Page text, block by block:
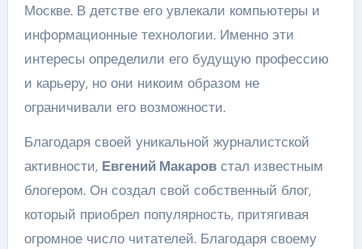
Москве. В детстве его увлекали компьютеры и
информационные технологии. Именно эти
интересы определили его будущую профессию
и карьеру, но они никоим образом не
ограничивали его возможности.
Благодаря своей уникальной журналистской
активности, Евгений Макаровстал известным
блогером. Он создал свой собственный блог,
который приобрел популярность, притягивая
огромное число читателей. Благодаря своему